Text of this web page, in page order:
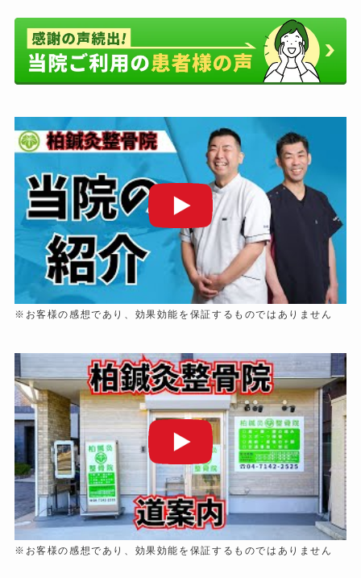
※お客様の感想であり、効果効能を保証するものではありません
※お客様の感想であり、効果効能を保証するものではありません